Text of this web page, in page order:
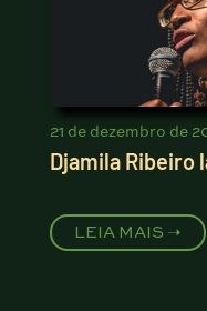
21 de dezembro de
Djamila Ribeiro
LEIA MAIS ➝